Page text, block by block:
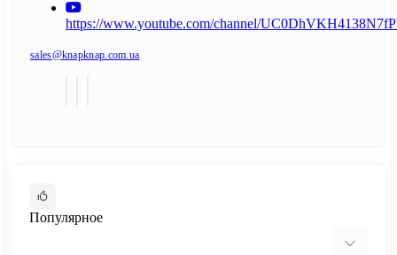
https://www.youtube.com/channel/
sales@knapknap.com.ua
Популярное